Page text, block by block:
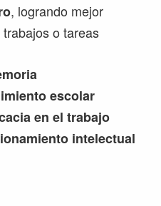
, logrando mejor
o tareas
escolar
en el trabajo
intelectual